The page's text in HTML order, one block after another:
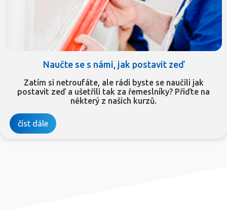
Naučte se s námi, jak postavit zeď
Zatím si netroufáte, ale rádi byste se naučili jak
postavit zeď a ušetřili tak za řemeslníky? Přiďte na
některý z našich kurzů.
číst dále